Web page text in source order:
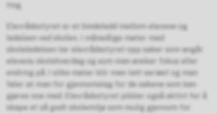
ting.
Elevrådsstyret er et bindeledd mellom elevene og
ledelsen ved skolen. I månedlige møter med
skoleledelsen tar elevrådsstyret opp saker som angår
elevens skolehverdag og som man ønsker fokus eller
endring på. I slike møter blir man tatt seriøst og man
føler at man for gjennomslag for de sakene som kan
gjøres noe med. Elevrådsstyret jobber også aktivt for å
skape et så godt skolemiljø som mulig gjennom for